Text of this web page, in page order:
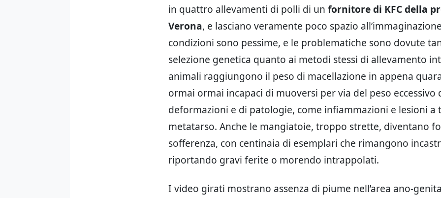
in quattro allevamenti di polli di un fornitore di KFC della
Verona, e lasciano veramente poco spazio
condizioni sono pessime, e le problematiche sono dovute
selezione genetica quanto ai metodi stessi di allevamento
animali raggiungono il peso di macellazione in appena
ormai ormai incapaci di muoversi per via del peso eccessivo
deformazioni e di patologie, come infiammazioni e lesioni a
metatarso. Anche le mangiatoie, troppo strette, diventano
sofferenza, con centinaia di esemplari che rimangono
riportando gravi ferite o morendo intrappolati.
I video girati mostrano assenza di piume nell’area ano-